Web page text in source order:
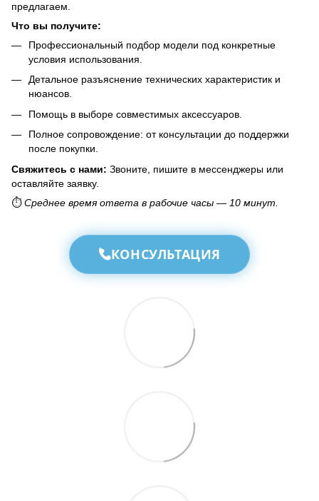
предлагаем.
Что вы получите:
Профессиональный подбор модели под конкретные
условия использования.
Детальное разъяснение технических характеристик и
нюансов.
Помощь в выборе совместимых аксессуаров.
Полное сопровождение: от консультации до поддержки
после покупки.
Свяжитесь с нами: Звоните, пишите в мессенджеры или
оставляйте заявку.
⏱️Среднее время ответа в рабочие часы — 10 минут.
КОНСУЛЬТАЦИЯ